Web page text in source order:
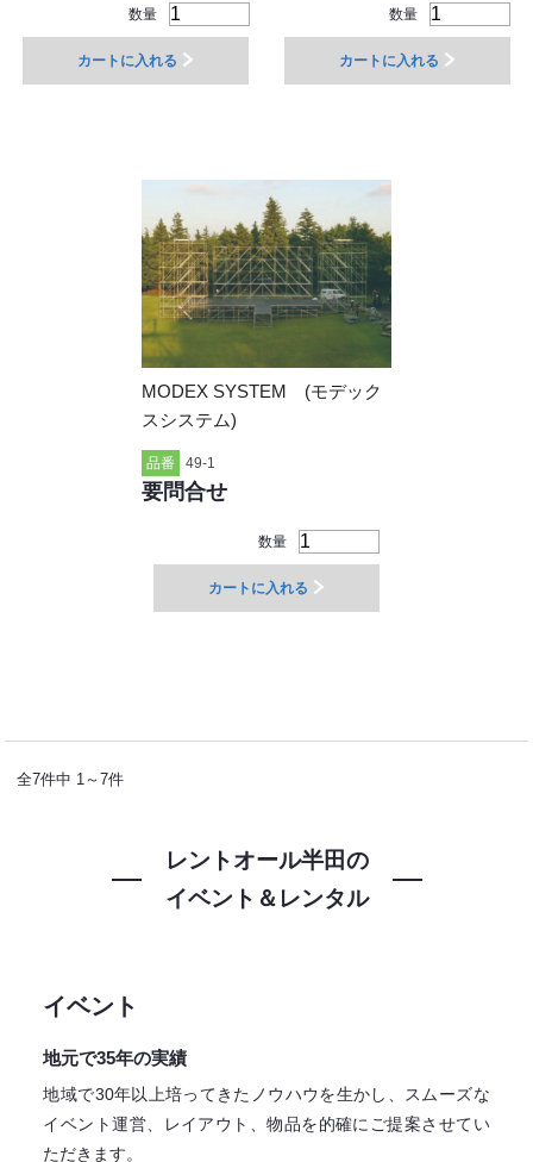
数量
カートに入れる
数量
カートに入れる
MODEX SYSTEM (モデック
スシステム)
品番 49-1
要問合せ
数量
カートに入れる
全7件中 1～7件
レントオール半田の
イベント＆レンタル
イベント
地元で35年の実績
地域で30年以上培ってきたノウハウを生かし、スムーズな
イベント運営、レイアウト、物品を的確にご提案させてい
ただきます。